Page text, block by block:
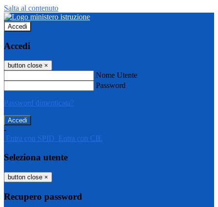
Salta al contenuto
Accedi
Accedi
button close ×
Nome Utente
Password
Password dimenticata?
-
Entra con SPID Entra con CIE
Seleziona utente
button close ×
Recupero password